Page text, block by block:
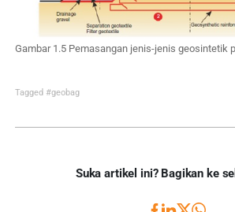
Gambar 1.5 Pemasangan jenis-jenis geosintetik
Tagged #geobag
Suka artikel ini? Bagikan ke